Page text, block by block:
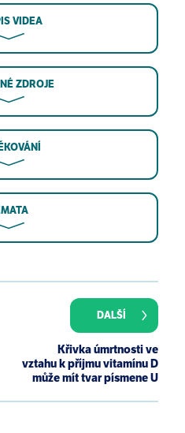
VIDEA
ZDROJE
du Jour—The ABCED's
Jul 1;172(1):1-3. Epub
health.
Am. 2010
Křivka úmrtnosti ve
vztahu k příjmu vitamínu D
může mít tvar písmene U
DALŠÍ